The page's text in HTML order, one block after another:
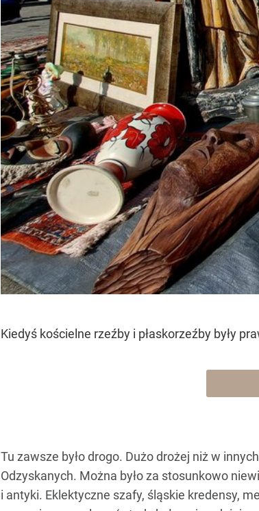
Kiedyś kościelne rzeźby i płaskorzeźby były
Tu zawsze było drogo. Dużo drożej niż w
Odzyskanych. Można było za stosunkowo
i antyki. Eklektyczne szafy, śląskie kredensy,